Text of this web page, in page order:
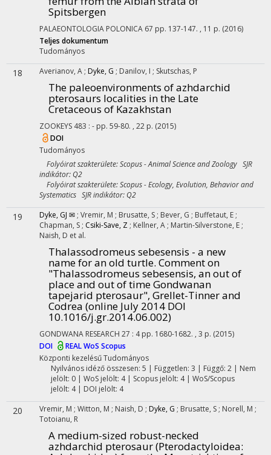
Spitsbergen
PALAEONTOLOGIA POLONICA 67 pp. 137-147. , 11 p. (2016)
Teljes dokumentum
Tudományos
18 Averianov, A ; Dyke, G ; Danilov, I ; Skutschas, P
The paleoenvironments of azhdarchid
pterosaurs localities in the Late
Cretaceous of Kazakhstan
ZOOKEYS 483 : - pp. 59-80. , 22 p. (2015)
DOI
Tudományos
Folyóirat szakterülete: Scopus - Animal Science and Zoology SJR
indikátor: Q2
Folyóirat szakterülete: Scopus - Ecology, Evolution, Behavior and
Systematics SJR indikátor: Q2
19 Dyke, GJ ✉ ; Vremir, M ; Brusatte, S ; Bever, G ; Buffetaut, E ;
Chapman, S ; Csiki-Save, Z ; Kellner, A ; Martin-Silverstone, E ;
Naish, D et al.
Thalassodromeus sebesensis - a new
name for an old turtle. Comment on
"Thalassodromeus sebesensis, an out of
place and out of time Gondwanan
tapejarid pterosaur", Grellet-Tinner and
Codrea (online July 2014 DOI
10.1016/j.gr.2014.06.002)
GONDWANA RESEARCH 27 : 4 pp. 1680-1682. , 3 p. (2015)
DOI
REALWoS Scopus
Központi kezelésűTudományos
Nyilvános idéző összesen: 5 | Független: 3 | Függő: 2 | Nem
jelölt: 0 | WoS jelölt: 4 | Scopus jelölt: 4 | WoS/Scopus
jelölt: 4 | DOI jelölt: 4
20 Vremir, M ; Witton, M ; Naish, D ; Dyke, G ; Brusatte, S ; Norell, M ;
Totoianu, R
A medium-sized robust-necked
azhdarchid pterosaur (Pterodactyloidea: